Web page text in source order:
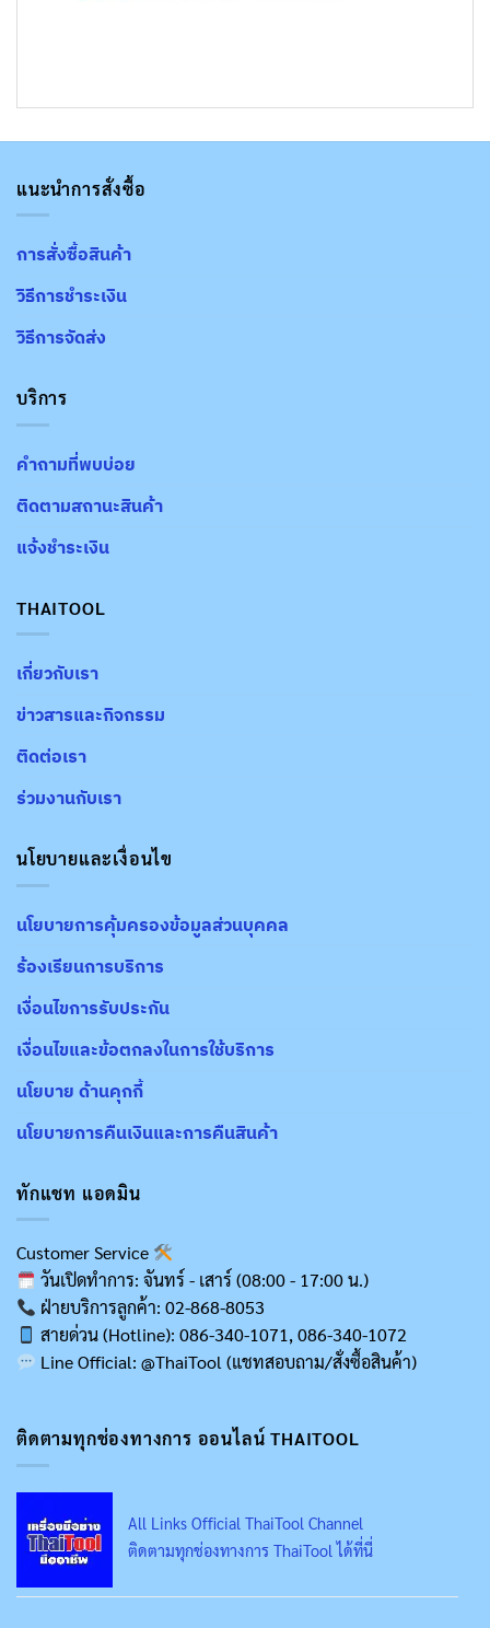
แนะนำการสั่งซื้อ
การสั่งซื้อสินค้า
วิธีการชำระเงิน
วิธีการจัดส่ง
บริการ
คำถามที่พบบ่อย
ติดตามสถานะสินค้า
แจ้งชำระเงิน
THAITOOL
เกี่ยวกับเรา
ข่าวสารและกิจกรรม
ติดต่อเรา
ร่วมงานกับเรา
นโยบายและเงื่อนไข
นโยบายการคุ้มครองข้อมูลส่วนบุคคล
ร้องเรียนการบริการ
เงื่อนไขการรับประกัน
เงื่อนไขและข้อตกลงในการใช้บริการ
นโยบาย ด้านคุกกี้
นโยบายการคืนเงินและการคืนสินค้า
ทักแชท แอดมิน
Customer Service
วันเปิดทำการ: จันทร์ - เสาร์ (08:00 - 17:00 น.)
ฝ่ายบริการลูกค้า: 02-868-8053
สายด่วน (Hotline): 086-340-1071, 086-340-1072
Line Official: @ThaiTool (แชทสอบถาม/สั่งซื้อสินค้า)
ติดตามทุกช่องทางการ ออนไลน์ THAITOOL
All Links Official ThaiTool Channel
ติดตามทุกช่องทางการ ThaiTool ได้ที่นี่